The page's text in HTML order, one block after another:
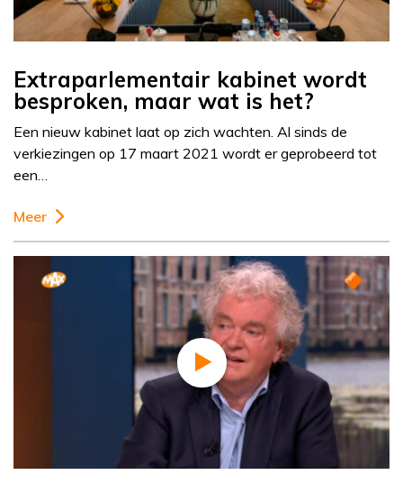
Extraparlementair kabinet wordt
besproken, maar wat is het?
Een nieuw kabinet laat op zich wachten. Al sinds de
verkiezingen op 17 maart 2021 wordt er geprobeerd tot
een…
Meer